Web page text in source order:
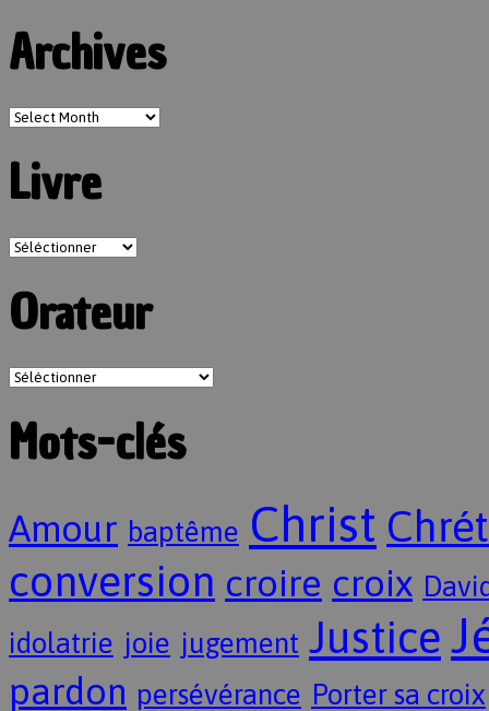
Archives
Livre
Orateur
Mots-clés
Amour baptême Christ
conversion croire croix
idolatrie joie jugement Justice
pardon persévérance Porter sa croix